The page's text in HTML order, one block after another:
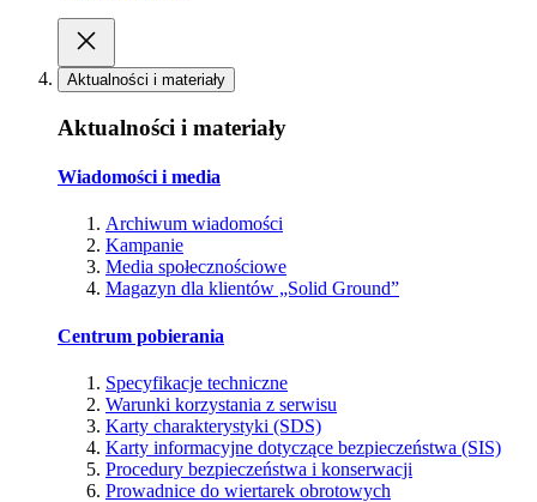
Aktualności i materiały
Aktualności i materiały
Wiadomości i media
Archiwum wiadomości
Kampanie
Media społecznościowe
Magazyn dla klientów „Solid Ground”
Centrum pobierania
Specyfikacje techniczne
Warunki korzystania z serwisu
Karty charakterystyki (SDS)
Karty informacyjne dotyczące bezpieczeństwa (SIS)
Procedury bezpieczeństwa i konserwacji
Prowadnice do wiertarek obrotowych